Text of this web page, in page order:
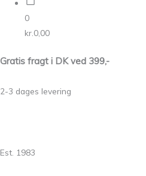
0
kr. 0,00
Gratis fragt i DK ved 399,-
2-3 dages levering
Est. 1983